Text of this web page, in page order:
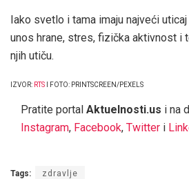
Iako svetlo i tama imaju najveći
unos hrane, stres, fizička aktivnost i
njih utiču.
IZVOR: RTS I FOTO: PRINTSCREEN/PEXELS
Pratite portal Aktuelnosti.us i na
Instagram, Facebook, Twitter i
Tags: zdravlje